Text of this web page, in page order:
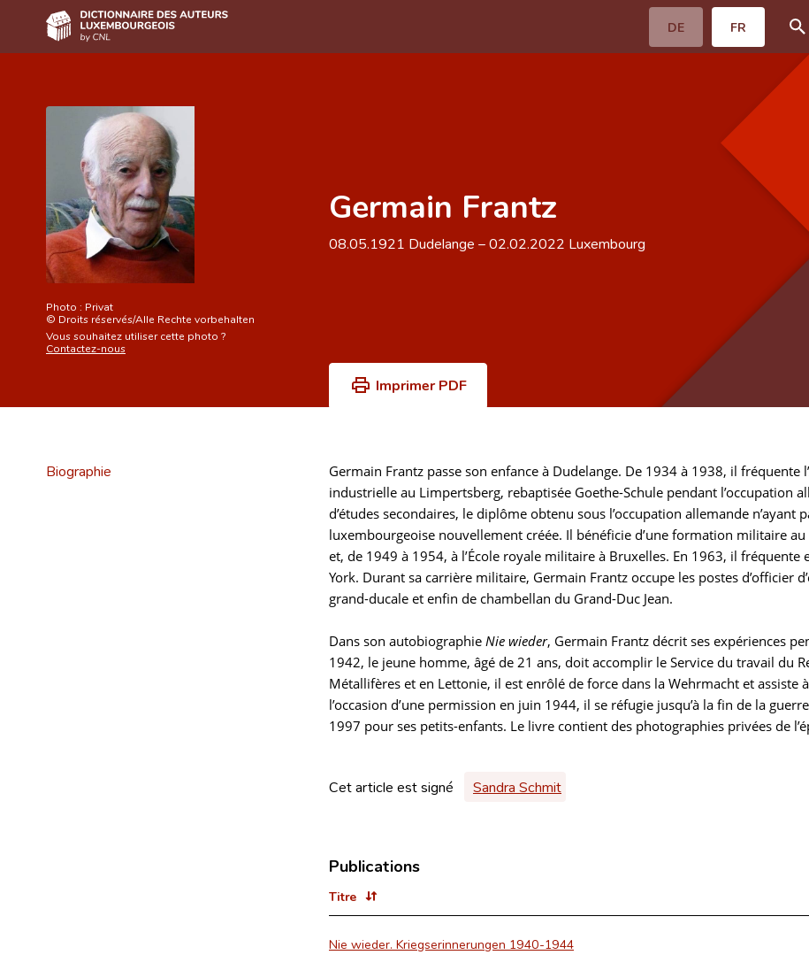
DE FR
Auteur(e)s A-Z
Recherche avancée
Foire aux questions
CNL
Équipe scientifique
Contact
Photo : Privat
© Droits réservés/Alle Rechte vorbehalten
Vous souhaitez utiliser cette photo ?
Contactez-nous
Germain Frantz
08.05.1921 Dudelange –02.02.2022 Luxembourg
Imprimer PDF
Biographie
Germain Frantz passe son enfance à Dudelange. De 1934 à 1938, il fréquente
industrielle au Limpertsberg, rebaptisée Goethe-Schule pendant l’occupation
d’études secondaires, le diplôme obtenu sous l’occupation allemande n’ayant
luxembourgeoise nouvellement créée. Il bénéficie d’une formation militaire
et, de 1949 à 1954, à l’École royale militaire à Bruxelles. En 1963, il
York. Durant sa carrière militaire, Germain Frantz occupe les postes d’officier
grand-ducale et enfin de chambellan du Grand-Duc Jean.
Dans son autobiographie Nie wieder, Germain Frantz décrit ses expériences
1942, le jeune homme, âgé de 21 ans, doit accomplir le Service du travail du
Métallifères et en Lettonie, il est enrôlé de force dans la Wehrmacht et assiste
l’occasion d’une permission en juin 1944, il se réfugie jusqu’à la fin de la
1997 pour ses petits-enfants. Le livre contient des photographies privées de
Cet article est signé Sandra Schmit
Publications
Titre
Nie wieder. Kriegserinnerungen 1940-1944